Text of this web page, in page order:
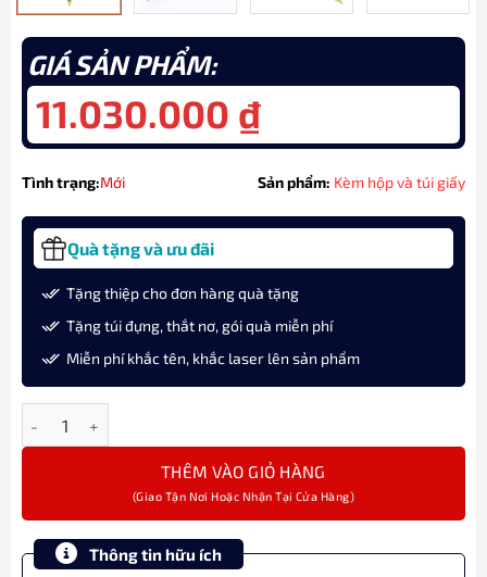
GIÁ SẢN PHẨM:
11.030.000 ₫
Tình trạng:Mới Sản phẩm: Kèm hộp và túi giấy
Quà tặng và ưu đãi
Tặng thiệp cho đơn hàng quà tặng
Tặng túi đựng, thắt nơ, gói quà miễn phí
Miễn phí khắc tên, khắc laser lên sản phẩm
THÊM VÀO GIỎ HÀNG
Thông tin hữu ích